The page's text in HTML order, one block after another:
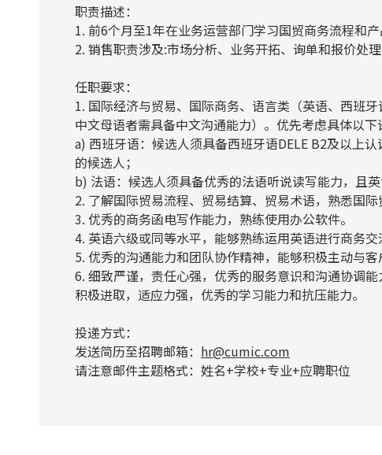
职责描述：
1. 前6个月至1年在业务运营部门学习国贸商务流程和
2. 销售职责涉及:市场分析、业务开拓、询单和报价处
任职要求：
1. 国际经济与贸易、国际商务、语言类（英语、西班
中文母语者需具备中文沟通能力）。优先考虑具体以下
a) 西班牙语：候选人须具备西班牙语DELE B2及以上
的候选人；
b) 法语：候选人须具备优秀的法语听说读写能力，且
2. 了解国际贸易流程、贸易结算、贸易术语，熟悉国际
3. 优秀的商务函电写作能力，熟练使用办公软件。
4. 英语六级或同等水平，能够熟练运用英语进行商务交
5. 优秀的沟通能力和团队协作精神，能够积极主动与客
6. 细致严谨，责任心强，优秀的服务意识和沟通协调能
积极进取，适应力强，优秀的学习能力和抗压能力。
投递方式：
发送简历至招聘邮箱： hr@cumic.com
请注意邮件主题格式：姓名+学校+专业+应聘职位